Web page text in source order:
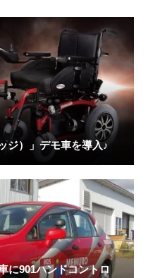
ジ）」デモ車を導入♪
に901ハンドコントロ